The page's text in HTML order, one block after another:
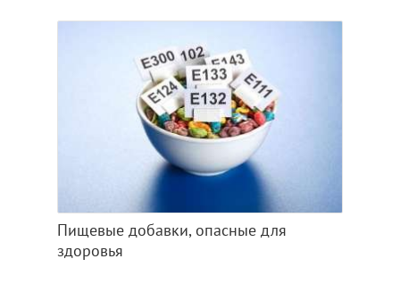
Пищевые добавки, опасные для
здоровья